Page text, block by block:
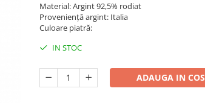
Material: Argint 92,5% rodiat
Proveniență argint: Italia
Culoare piatră:
IN STOC
ADAUGA IN COS